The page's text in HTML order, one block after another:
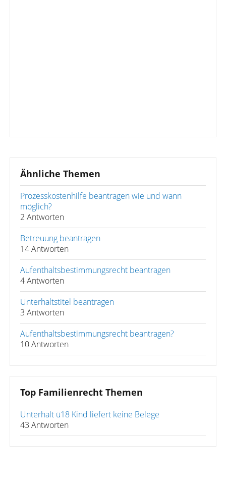
Ähnliche Themen
Prozesskostenhilfe beantragen wie und wann
möglich?
2 Antworten
Betreuung beantragen
14 Antworten
Aufenthaltsbestimmungsrecht beantragen
4 Antworten
Unterhaltstitel beantragen
3 Antworten
Aufenthaltsbestimmungsrecht beantragen?
10 Antworten
Top Familienrecht Themen
Unterhalt ü18 Kind liefert keine Belege
43 Antworten